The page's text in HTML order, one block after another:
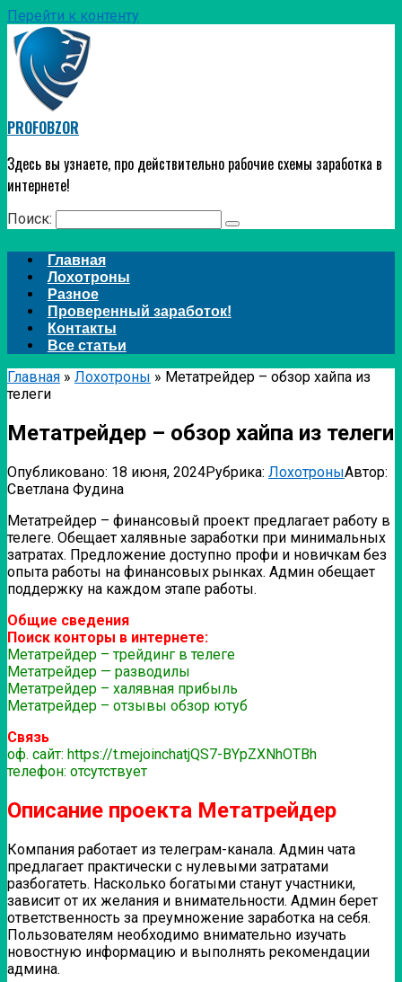
Перейти к контенту
PROFOBZOR
Здесь вы узнаете, про действительно рабочие схемы заработка в
интернете!
Поиск:
Главная
Лохотроны
Разное
Проверенный заработок!
Контакты
Все статьи
Главная » Лохотроны » Метатрейдер – обзор хайпа из
телеги
Метатрейдер – обзор хайпа из телеги
Опубликовано: 18 июня, 2024Рубрика: ЛохотроныАвтор:
Светлана Фудина
Метатрейдер – финансовый проект предлагает работу в
телеге. Обещает халявные заработки при минимальных
затратах. Предложение доступно профи и новичкам без
опыта работы на финансовых рынках. Админ обещает
поддержку на каждом этапе работы.
Общие сведения
Поиск конторы в интернете:
Метатрейдер – трейдинг в телеге
Метатрейдер — разводилы
Метатрейдер – халявная прибыль
Метатрейдер – отзывы обзор ютуб
Связь
оф. сайт: https://t.mejoinchatjQS7-BYpZXNhOTBh
телефон: отсутствует
Описание проекта Метатрейдер
Компания работает из телеграм-канала. Админ чата
предлагает практически с нулевыми затратами
разбогатеть. Насколько богатыми станут участники,
зависит от их желания и внимательности. Админ берет
ответственность за преумножение заработка на себя.
Пользователям необходимо внимательно изучать
новостную информацию и выполнять рекомендации
админа.